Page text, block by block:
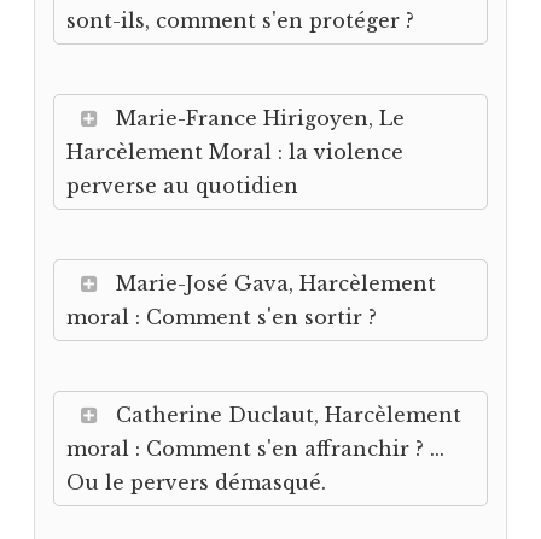
sont-ils, comment s'en protéger ?
Marie-France Hirigoyen, Le
Harcèlement Moral : la violence
perverse au quotidien
Marie-José Gava, Harcèlement
moral : Comment s'en sortir ?
Catherine Duclaut, Harcèlement
moral : Comment s'en affranchir ? ...
Ou le pervers démasqué.